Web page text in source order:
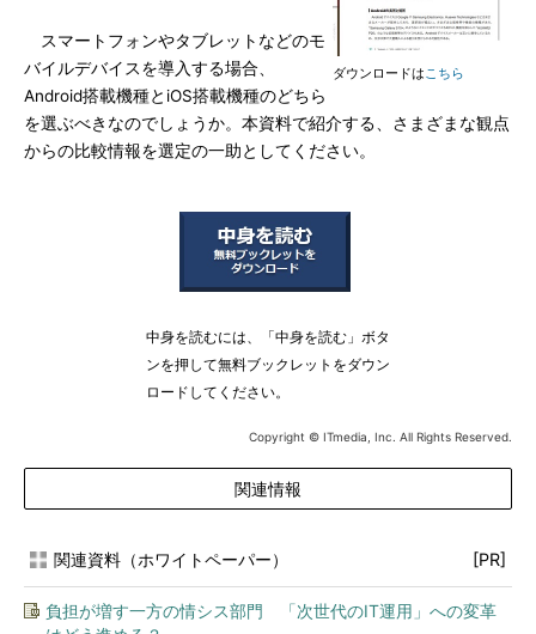
ダウンロードはこちら
スマートフォンやタブレットなどのモ
バイルデバイスを導入する場合、
Android搭載機種とiOS搭載機種のどちら
を選ぶべきなのでしょうか。本資料で紹介する、さまざまな観点
からの比較情報を選定の一助としてください。
中身を読むには、「中身を読む」ボタ
ンを押して無料ブックレットをダウン
ロードしてください。
Copyright © ITmedia, Inc. All Rights Reserved.
関連情報
関連資料（ホワイトペーパー） [PR]
負担が増す一方の情シス部門 「次世代のIT運用」への変革